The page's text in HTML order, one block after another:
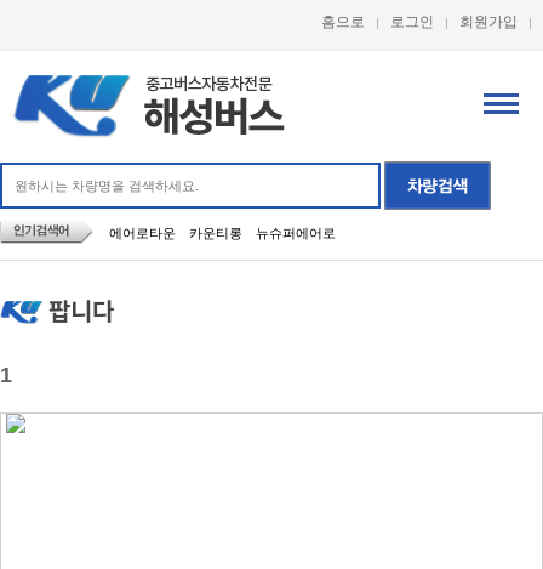
홈으로 로그인 회원가입
에어로타운 카운티롱 뉴슈퍼에어로
팝니다
1